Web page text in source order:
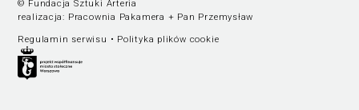
© Fundacja Sztuki Arteria
realizacja: Pracownia Pakamera + Pan Przemysław
Regulamin serwisu • Polityka plików cookie